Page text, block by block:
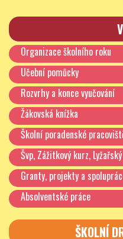
Organizace školního roku
Učební pomůcky
Rozvrhy a konce vyučování
Žákovská knížka
Školní poradenské
Švp, Zážitkový kurz,
Granty, projekty a
Absolventské práce
ŠKOLNÍ